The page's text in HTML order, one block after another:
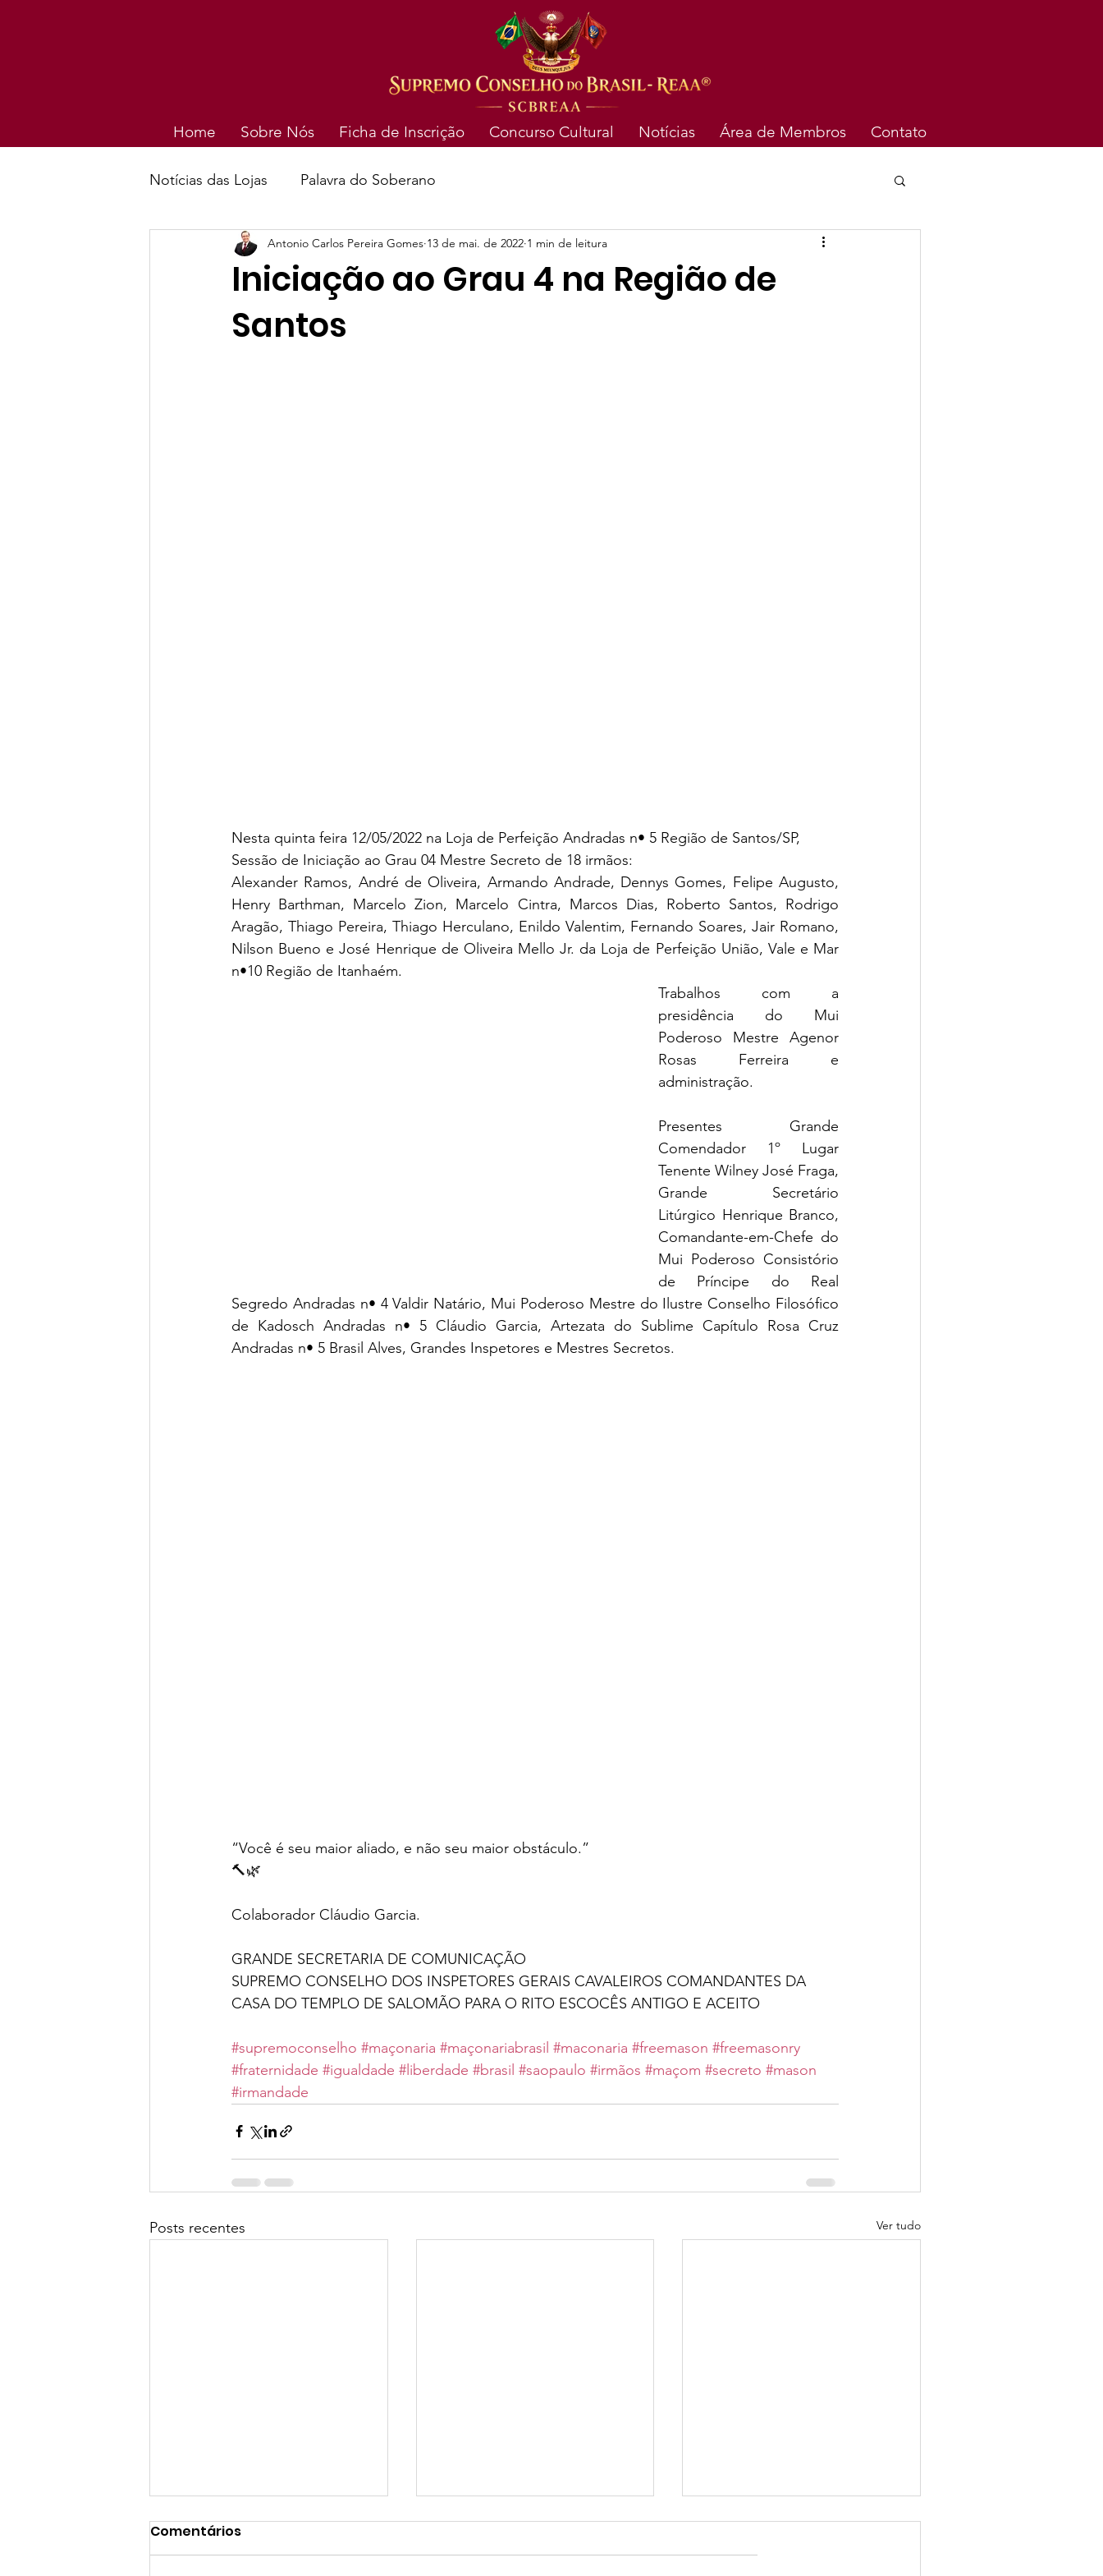
Home Sobre Nós Ficha de Inscrição Concurso Cultural Notícias Área de Membros Contato
Notícias das Lojas Palavra do Soberano
Iniciação ao Grau 4 na Região de
Santos
Antonio Carlos Pereira Gomes 13 de mai. de 2022 1 min de leitura
Nesta quinta feira 12/05/2022 na Loja de Perfeição Andradas n• 5 Região de Santos/SP,
Sessão de Iniciação ao Grau 04 Mestre Secreto de 18 irmãos:
Alexander Ramos, André de Oliveira, Armando Andrade, Dennys Gomes, Felipe Augusto,
Henry Barthman, Marcelo Zion, Marcelo Cintra, Marcos Dias, Roberto Santos, Rodrigo
Aragão, Thiago Pereira, Thiago Herculano, Enildo Valentim, Fernando Soares, Jair Romano,
Nilson Bueno e José Henrique de Oliveira Mello Jr. da Loja de Perfeição União, Vale e Mar
n•10 Região de Itanhaém.
Trabalhos com a
presidência do Mui
Poderoso Mestre Agenor
Rosas Ferreira e
administração.
Presentes Grande
Comendador 1º Lugar
Tenente Wilney José Fraga,
Grande Secretário
Litúrgico Henrique Branco,
Comandante-em-Chefe do
Mui Poderoso Consistório
de Príncipe do Real
Segredo Andradas n• 4 Valdir Natário, Mui Poderoso Mestre do Ilustre Conselho Filosófico
de Kadosch Andradas n• 5 Cláudio Garcia, Artezata do Sublime Capítulo Rosa Cruz
Andradas n• 5 Brasil Alves, Grandes Inspetores e Mestres Secretos.
“Você é seu maior aliado, e não seu maior obstáculo.”
🔨🌿
Colaborador Cláudio Garcia.
GRANDE SECRETARIA DE COMUNICAÇÃO
SUPREMO CONSELHO DOS INSPETORES GERAIS CAVALEIROS COMANDANTES DA
CASA DO TEMPLO DE SALOMÃO PARA O RITO ESCOCÊS ANTIGO E ACEITO
#supremoconselho #maçonaria #maçonariabrasil #maconaria #freemason #freemasonry
#fraternidade #igualdade #liberdade #brasil #saopaulo #irmãos #maçom #secreto #mason
#irmandade
Posts recentes Ver tudo
Comentários